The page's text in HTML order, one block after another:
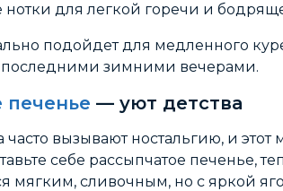
для легкой горечи и
подойдет для медленного
последними зимними вечерами.
— уют детства
вызывают ностальгию, и
себе рассыпчатое печенье,
мягким, сливочным, но с яркой